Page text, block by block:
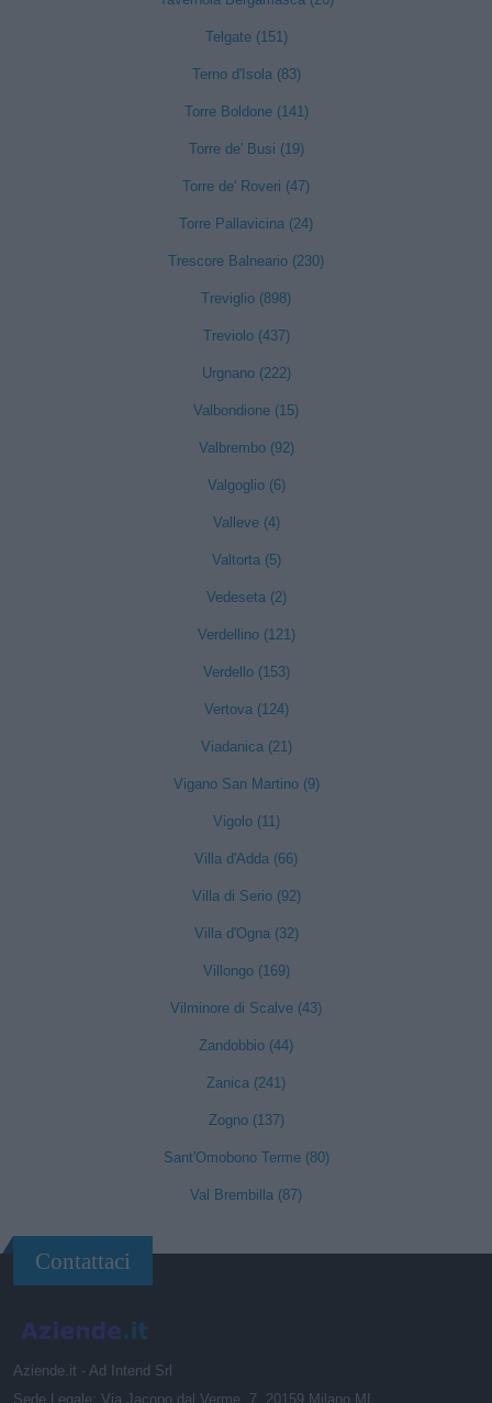
Telgate (151)
Terno d'Isola (83)
Torre Boldone (141)
Torre de' Busi (19)
Torre de' Roveri (47)
Torre Pallavicina (24)
Trescore Balneario (230)
Treviglio (898)
Treviolo (437)
Urgnano (222)
Valbondione (15)
Valbrembo (92)
Valgoglio (6)
Valleve (4)
Valtorta (5)
Vedeseta (2)
Verdellino (121)
Verdello (153)
Vertova (124)
Viadanica (21)
Vigano San Martino (9)
Vigolo (11)
Villa d'Adda (66)
Villa di Serio (92)
Villa d'Ogna (32)
Villongo (169)
Vilminore di Scalve (43)
Zandobbio (44)
Zanica (241)
Zogno (137)
Sant'Omobono Terme (80)
Val Brembilla (87)
Contattaci
Aziende.it - Ad Intend Srl
Sede Legale: Via Jacopo dal Verme, 7, 20159 Milano MI